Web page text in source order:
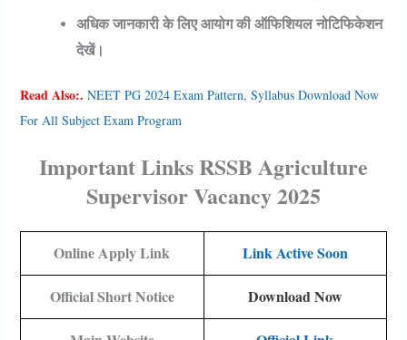
अधिक जानकारी के लिए आयोग की ऑफिशियल नोटिफिकेशन
देखें।
Read Also:. NEET PG 2024 Exam Pattern, Syllabus Download Now
For All Subject Exam Program
Important Links RSSB Agriculture
Supervisor Vacancy 2025
Online Apply Link Link Active Soon
Official Short Notice Download Now